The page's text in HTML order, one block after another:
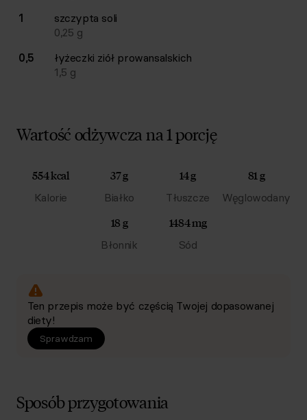
1
szczypta soli
0,25 g
0,5
łyżeczki ziół prowansalskich
1,5 g
Wartość odżywcza na 1 porcję
554 kcal
Kalorie
37 g
Białko
14 g
Tłuszcze
81 g
Węglowodany
18 g
Błonnik
1484 mg
Sód
Ten przepis może być częścią Twojej dopasowanej
diety!
Sprawdzam
Sposób przygotowania